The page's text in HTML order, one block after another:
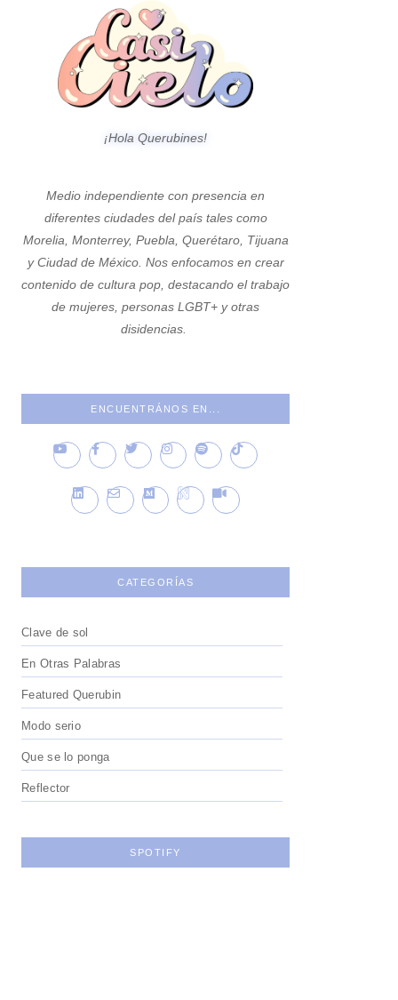
¡Hola Querubines!
Medio independiente con presencia en
diferentes ciudades del país tales como
Morelia, Monterrey, Puebla, Querétaro, Tijuana
y Ciudad de México. Nos enfocamos en crear
contenido de cultura pop, destacando el trabajo
de mujeres, personas LGBT+ y otras
disidencias.
ENCUENTRÁNOS EN...
CATEGORÍAS
Clave de sol
En Otras Palabras
Featured Querubin
Modo serio
Que se lo ponga
Reflector
SPOTIFY